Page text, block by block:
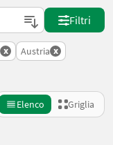
Filtri
x Austria x
Elenco Griglia